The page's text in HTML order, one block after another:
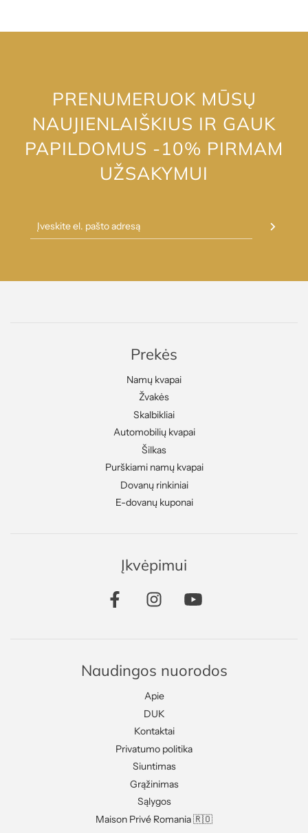
PRENUMERUOK MŪSŲ
NAUJIENLAIŠKIUS IR GAUK
PAPILDOMUS -10% PIRMAM
UŽSAKYMUI
Prekės
Namų kvapai
Žvakės
Skalbikliai
Automobilių kvapai
Šilkas
Purškiami namų kvapai
Dovanų rinkiniai
E-dovanų kuponai
Įkvėpimui
Naudingos nuorodos
Apie
DUK
Kontaktai
Privatumo politika
Siuntimas
Grąžinimas
Sąlygos
Maison Privé Romania 🇷🇴